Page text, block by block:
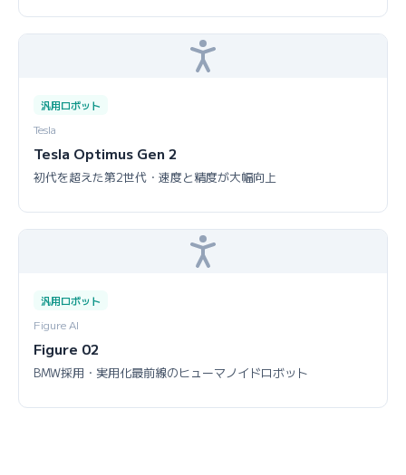
汎用ロボット
Tesla
Tesla Optimus Gen 2
初代を超えた第2世代・速度と精度が大幅向上
汎用ロボット
Figure AI
Figure 02
BMW採用・実用化最前線のヒューマノイドロボット